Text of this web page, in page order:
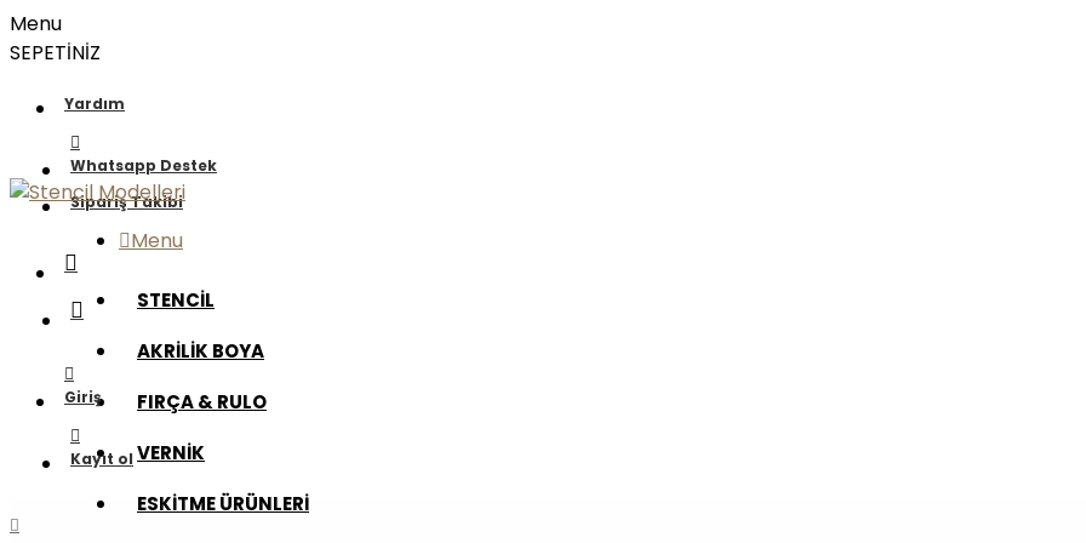
Menu
SEPETİNİZ
Yardım
Whatsapp Destek
Sipariş Takibi
Menu
STENCİL
AKRİLİK BOYA
FIRÇA & RULO
VERNİK
ESKİTME ÜRÜNLERİ
Giriş
Kayıt ol